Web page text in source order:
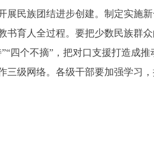
民族团结进步创建。制定实施新
书育人全过程。要把少数民族群
四个不摘”，把对口支援打造成
三级网络。各级干部要加强学习